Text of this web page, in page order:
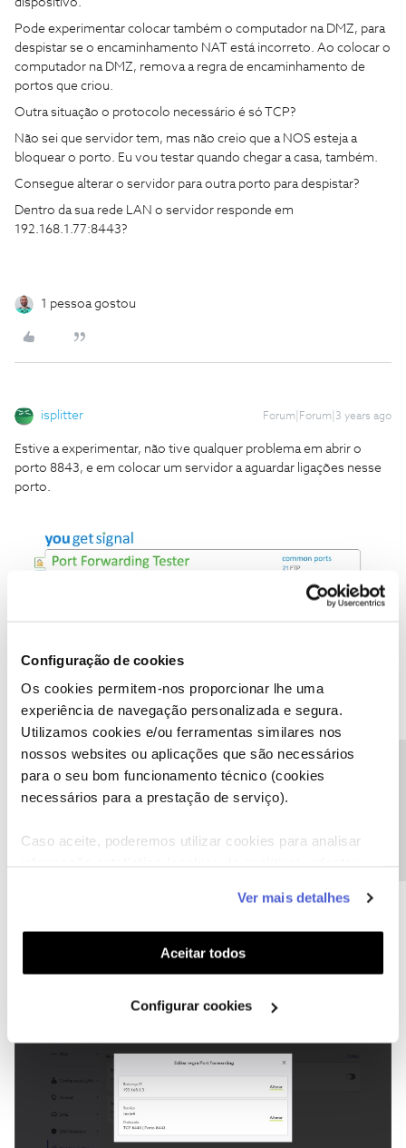
Configuração de cookies
Os cookies permitem-nos proporcionar lhe uma
experiência de navegação personalizada e segura.
Utilizamos cookies e/ou ferramentas similares nos
nossos websites ou aplicações que são necessários
para o seu bom funcionamento técnico (cookies
necessários para a prestação de serviço).
Caso aceite, poderemos utilizar cookies para analisar
funcionalidades (cookies de personalização e
funcionalidade) e adaptar anúncios aos seus interesses
(cookies de publicidade personalizada). Pode gerir a
utilização dos cookies clicando em "Configurar
Ver mais detalhes
Aceitar todos
Configurar cookies
dispositivo.
Pode experimentar colocar também o computador na DMZ, para
despistar se o encaminhamento NAT está incorreto. Ao colocar o
computador na DMZ, remova a regra de encaminhamento de
portos que criou.
Outra situação o protocolo necessário é só TCP?
Não sei que servidor tem, mas não creio que a NOS esteja a
bloquear o porto. Eu vou testar quando chegar a casa, também.
Consegue alterar o servidor para outra porto para despistar?
Dentro da sua rede LAN o servidor responde em
192.168.1.77:8443?
1 pessoa gostou
isplitter Forum|Forum|3 years ago
Estive a experimentar, não tive qualquer problema em abrir o
porto 8843, e em colocar um servidor a aguardar ligações nesse
porto.
mas também não tive dificuldade